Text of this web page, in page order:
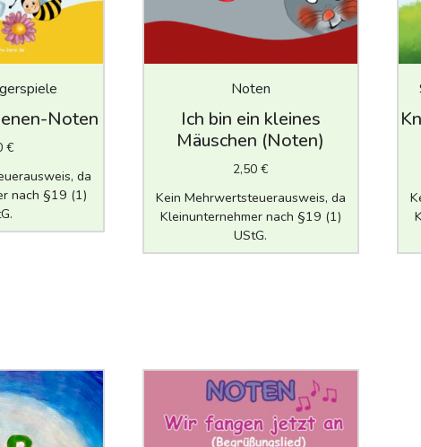
Noten
€
da
nach §19 (1)
Noten
Ich bin ein kleines
Mäuschen (Noten)
2,50€
Kein Mehrwertsteuerausweis, da
Kleinunternehmer nach §19 (1)
UStG.